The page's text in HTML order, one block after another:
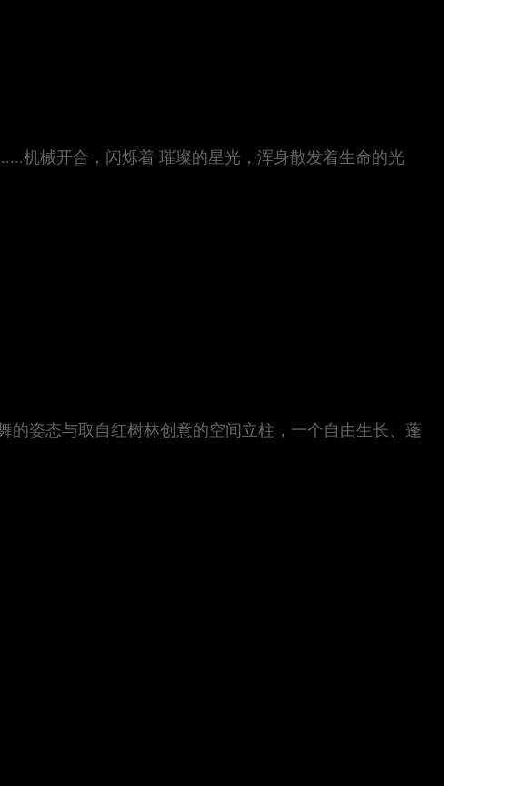
机械开合，闪烁着 璀璨的星光，浑身散发着生命的光
的姿态与取自红树林创意的空间立柱，一个自由生长、蓬